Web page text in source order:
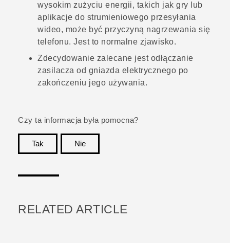
wysokim zużyciu energii, takich jak gry lub
aplikacje do strumieniowego przesyłania
wideo, może być przyczyną nagrzewania się
telefonu. Jest to normalne zjawisko.
Zdecydowanie zalecane jest odłączanie
zasilacza od gniazda elektrycznego po
zakończeniu jego używania.
Czy ta informacja była pomocna?
Tak
Nie
RELATED ARTICLE